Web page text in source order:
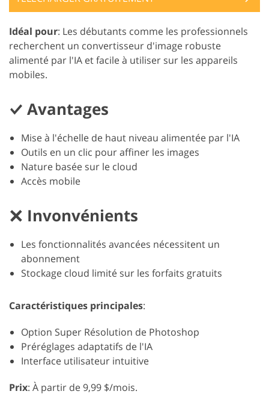
Idéal pour: Les débutants comme les professionnels
recherchent un convertisseur d'image robuste
alimenté par l'IA et facile à utiliser sur les appareils
mobiles.
Avantages
Mise à l'échelle de haut niveau alimentée par l'IA
Outils en un clic pour affiner les images
Nature basée sur le cloud
Accès mobile
Invonvénients
Les fonctionnalités avancées nécessitent un
abonnement
Stockage cloud limité sur les forfaits gratuits
Caractéristiques principales:
Option Super Résolution de Photoshop
Préréglages adaptatifs de l'IA
Interface utilisateur intuitive
Prix: À partir de 9,99 $/mois.